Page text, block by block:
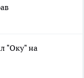
"Оку" на